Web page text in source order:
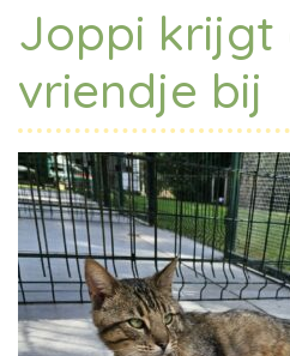
Joppi krijgt
vriendje bij